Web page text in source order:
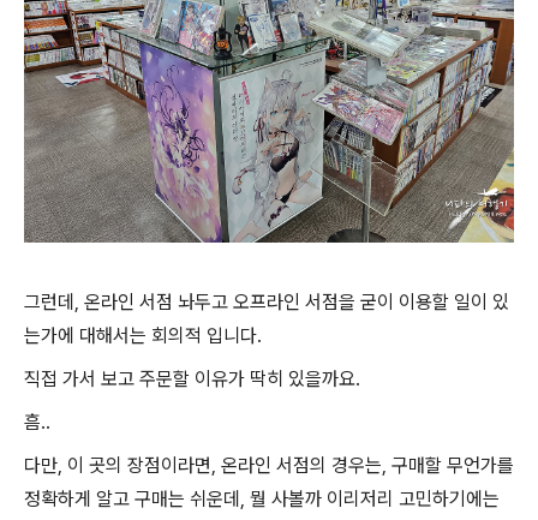
그런데, 온라인 서점 놔두고 오프라인 서점을 굳이 이용할 일이 있
는가에 대해서는 회의적 입니다.
직접 가서 보고 주문할 이유가 딱히 있을까요.
흠..
다만, 이 곳의 장점이라면, 온라인 서점의 경우는, 구매할 무언가를
정확하게 알고 구매는 쉬운데, 뭘 사볼까 이리저리 고민하기에는